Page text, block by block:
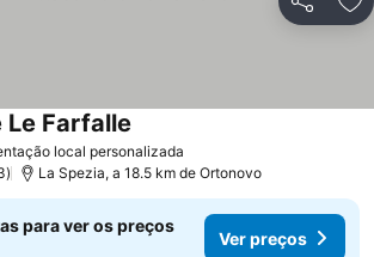
Partilhar
local personalizada
Farfalle
La Spezia, a 18.5 km de Ortonovo
para ver os preços
Ver preços